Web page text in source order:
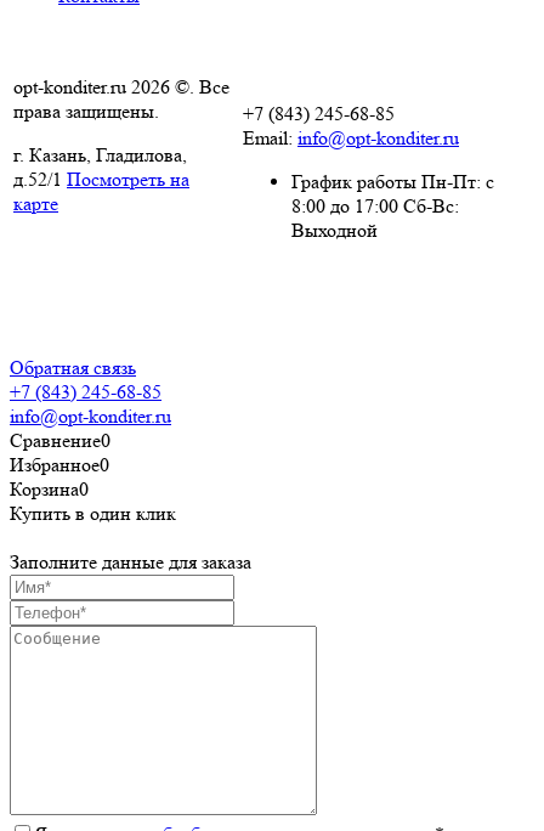
opt-konditer.ru 2026 ©. Все
права защищены.
г. Казань, Гладилова,
д.52/1 Посмотреть на
карте
+7 (843) 245-68-85
Email: info@opt-konditer.ru
График работы Пн-Пт: с
8:00 до 17:00 Сб-Вс:
Выходной
Обратная связь
+7 (843) 245-68-85
info@opt-konditer.ru
Сравнение0
Избранное0
Корзина0
Купить в один клик
Заполните данные для заказа